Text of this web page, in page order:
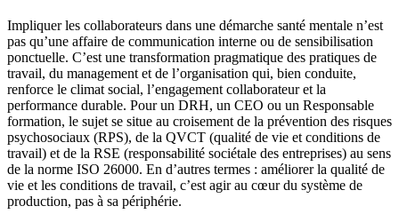
Impliquer les collaborateurs dans une démarche santé mentale n’est
pas qu’une affaire de communication interne ou de sensibilisation
ponctuelle. C’est une transformation pragmatique des pratiques de
travail, du management et de l’organisation qui, bien conduite,
renforce le climat social, l’engagement collaborateur et la
performance durable. Pour un DRH, un CEO ou un Responsable
formation, le sujet se situe au croisement de la prévention des risques
psychosociaux (RPS), de la QVCT (qualité de vie et conditions de
travail) et de la RSE (responsabilité sociétale des entreprises) au sens
de la norme ISO 26000. En d’autres termes : améliorer la qualité de
vie et les conditions de travail, c’est agir au cœur du système de
production, pas à sa périphérie.